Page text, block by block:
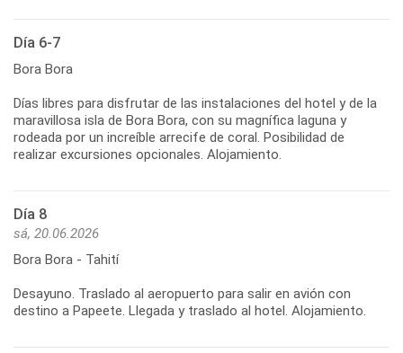
Día 6-7
Bora Bora
Días libres para disfrutar de las instalaciones del hotel y de la
maravillosa isla de Bora Bora, con su magnífica laguna y
rodeada por un increíble arrecife de coral. Posibilidad de
Día 8
sá, 20.06.2026
Bora Bora - Tahití
Desayuno. Traslado al aeropuerto para salir en avión con